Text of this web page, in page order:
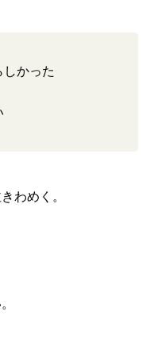
かった
わめく。